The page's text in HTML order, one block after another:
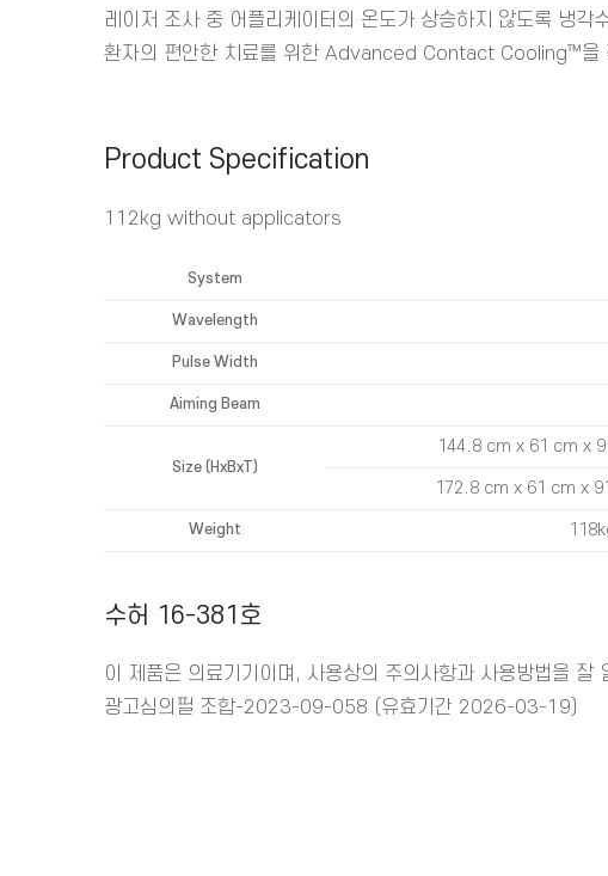
레이저 조사 중 어플리케이터의 온도가 상승하지 않도록 냉각
환자의 편안한 치료를 위한 Advanced Contact Cooling™을
Product Specification
112kg without applicators
System
Wavelength
Pulse Width
Aiming Beam
Size (HxBxT)
144.8 cm x 61 cm x
172.8 cm x 61 cm x
Weight
수허 16-381호
이 제품은 의료기기이며, 사용상의 주의사항과 사용방법을 잘
광고심의필 조합-2023-09-058 (유효기간 2026-03-19)